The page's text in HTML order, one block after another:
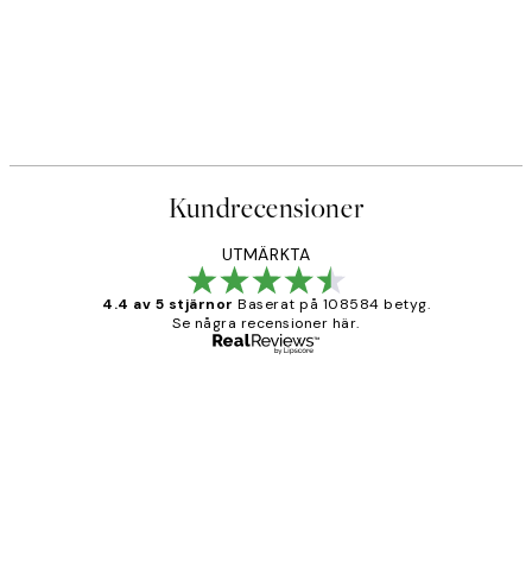
Kundrecensioner
UTMÄRKTA
4.4 av 5 stjärnor Baserat på 108584 betyg.
Se några recensioner här.